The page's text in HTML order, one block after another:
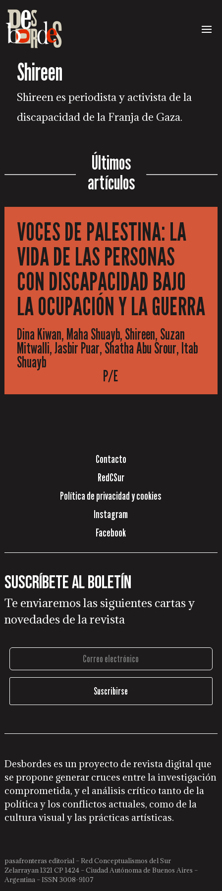
Shireen
Shireen es periodista y activista de la
discapacidad de la Franja de Gaza.
Últimos
artículos
VOCES DE PALESTINA: LA
VIDA DE LAS PERSONAS
CON DISCAPACIDAD BAJO
LA OCUPACIÓN Y LA GUERRA
Dina Kiwan, Maha Shuayb, Shireen, Suzan
Mitwalli, Jasbir Puar, Shatha Abu Srour, Itab
Shuayb
P/E
Contacto
RedCSur
Política de privacidad y cookies
Instagram
Facebook
Suscríbete al boletín
Te enviaremos las siguientes cartas y
novedades de la revista
Desbordes es un proyecto de revista digital que
se propone generar cruces entre la investigación
comprometida, y el análisis crítico tanto de la
política y los conflictos actuales, como de la
cultura visual y las prácticas artísticas.
pasafronteras editorial – Red Conceptualismos del Sur
Zelarrayan 1321 CP 1424 – Ciudad Autónoma de Buenos Aires –
Argentina – ISSN 3008-9107